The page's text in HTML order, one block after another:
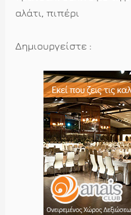
αλάτι, πιπέρι
Δημιουργείστε :